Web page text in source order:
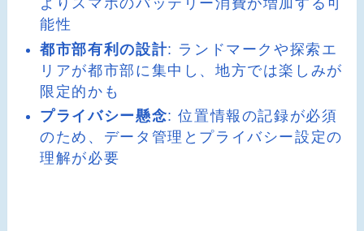
よりスマホのバッテリー消費が増加する可
能性
都市部有利の設計: ランドマークや探索エ
リアが都市部に集中し、地方では楽しみが
限定的かも
プライバシー懸念: 位置情報の記録が必須
のため、データ管理とプライバシー設定の
理解が必要